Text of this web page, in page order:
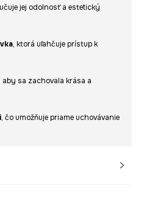
jej odolnosť a estetický
, ktorá uľahčuje prístup k
, aby sa zachovala krása a
, čo umožňuje priame uchovávanie